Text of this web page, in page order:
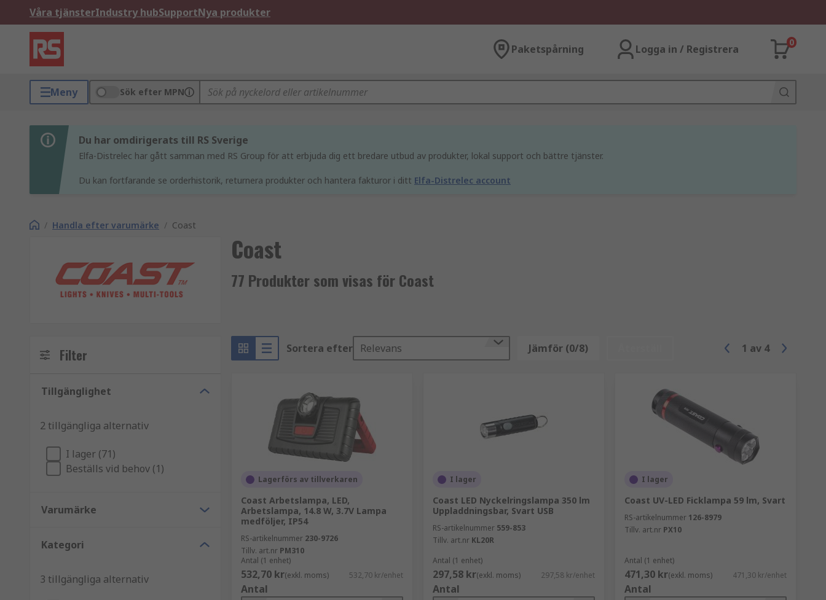
Våra tjänsterIndustry hubSupportNya produkter
Paketspårning Logga in / Registrera
0
Meny Sök efter MPN
Du har omdirigerats till RS Sverige
Elfa-Distrelec har gått samman med RS Group för att erbjuda dig ett bredare utbud av produkter, lokal support och bättre tjänster.
Du kan fortfarande se orderhistorik, returnera produkter och hantera fakturor i ditt Elfa-Distrelec account
/ Handla efter varumärke / Coast
Coast
77 Produkter som visas för Coast
Filter
Tillgänglighet
2 tillgängliga alternativ
I lager (71)
Beställs vid behov (1)
Varumärke
Kategori
3 tillgängliga alternativ
Sortera efter Relevans Jämför (0/8) 1 av 4
Lagerförs av tillverkaren
Coast Arbetslampa, LED,
Arbetslampa, 14.8 W, 3.7V Lampa
medföljer, IP54
RS-artikelnummer 230-9726
Tillv. art.nr PM310
Antal (1 enhet)
532,70 kr(exkl. moms) 532,70 kr/enhet
Antal
I lager
Coast LED Nyckelringslampa 350 lm
Uppladdningsbar, Svart USB
RS-artikelnummer 559-853
Tillv. art.nr KL20R
Antal (1 enhet)
297,58 kr(exkl. moms) 297,58 kr/enhet
Antal
I lager
Coast UV-LED Ficklampa 59 lm, Svart
RS-artikelnummer 126-8979
Tillv. art.nr PX10
Antal (1 enhet)
471,30 kr(exkl. moms) 471,30 kr/enhet
Antal